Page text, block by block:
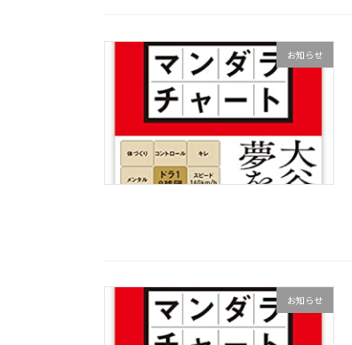
お知らせ
お知らせ